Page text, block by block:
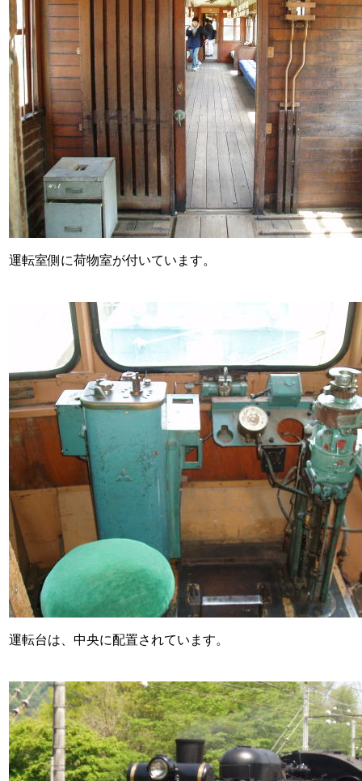
運転室側に荷物室が付いています。
運転台は、中央に配置されています。